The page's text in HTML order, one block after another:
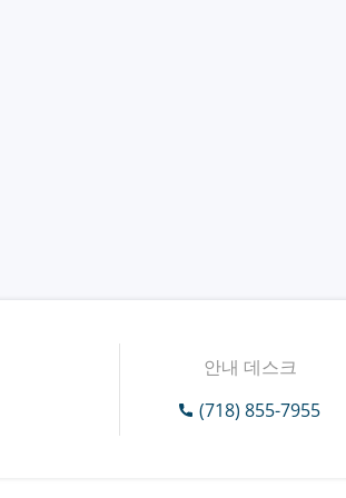
안내 데스크
(718) 855-7955